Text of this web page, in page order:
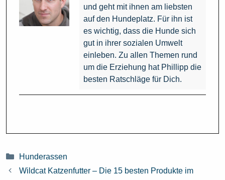
und geht mit ihnen am liebsten
auf den Hundeplatz. Für ihn ist
es wichtig, dass die Hunde sich
gut in ihrer sozialen Umwelt
einleben. Zu allen Themen rund
um die Erziehung hat Phillipp die
besten Ratschläge für Dich.
Kategorien
Hunderassen
Wildcat Katzenfutter – Die 15 besten Produkte im